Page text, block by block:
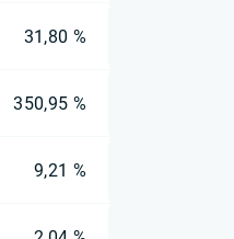
31,80 %
350,95 %
9,21 %